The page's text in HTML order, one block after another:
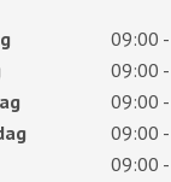
09:00
09:00
09:00
09:00
09:00